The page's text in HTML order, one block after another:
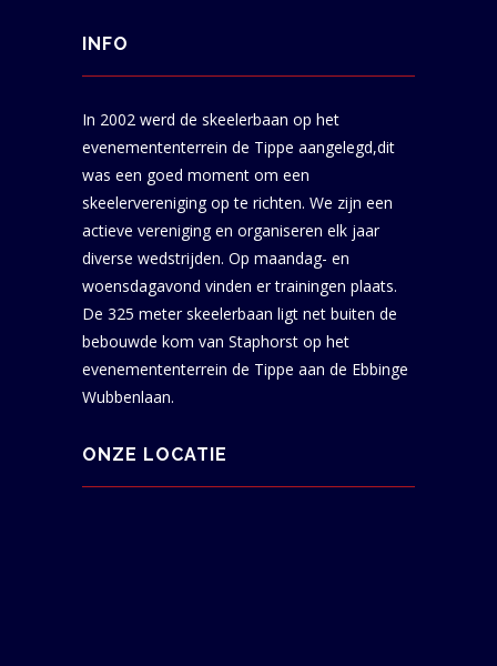
INFO
In 2002 werd de skeelerbaan op het
evenemententerrein de Tippe aangelegd,dit
was een goed moment om een
skeelervereniging op te richten. We zijn een
actieve vereniging en organiseren elk jaar
diverse wedstrijden. Op maandag- en
woensdagavond vinden er trainingen plaats.
De 325 meter skeelerbaan ligt net buiten de
bebouwde kom van Staphorst op het
evenemententerrein de Tippe aan de Ebbinge
Wubbenlaan.
ONZE LOCATIE